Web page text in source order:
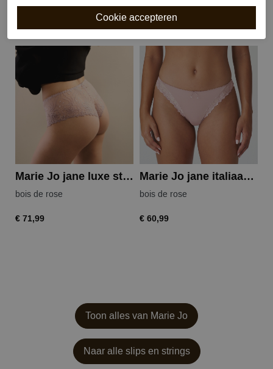
Gerelateerde producten
Marie Jo jane luxe string
bois de rose
€ 71,99
Marie Jo jane italiaanse slip
bois de rose
€ 60,99
Toon alles van Marie Jo
Naar alle slips en strings